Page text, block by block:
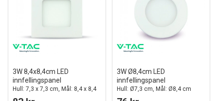
3W 8,4x8,4cm LED
innfellingspanel
Hull: 7,3 x 7,3 cm, Mål: 8,4 x 8,4
cm
3W Ø8,4cm LED
innfellingspanel
Hull: Ø7,3 cm, Mål: Ø8,4 cm